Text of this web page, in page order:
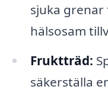
sjuka
hälsosam
Fruktträd:
säkerställa